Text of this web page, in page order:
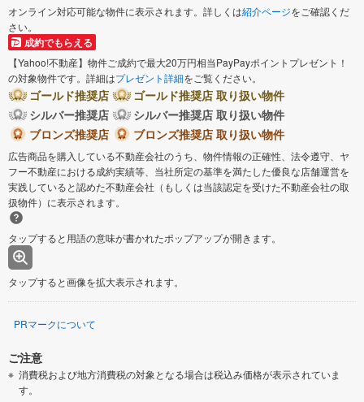
オンライン対応可能な物件に表示されます。詳しくは紹介ページをご確認くだ
さい。
成約でもらえる
【Yahoo!不動産】物件ご成約で最大20万円相当PayPayポイントプレゼント！
の対象物件です。詳細はプレゼント詳細をご覧ください。
ゴールド推奨店
ゴールド推奨店 取り扱い物件
シルバー推奨店
シルバー推奨店 取り扱い物件
ブロンズ推奨店
ブロンズ推奨店 取り扱い物件
広告商品を購入している不動産会社のうち、物件情報の正確性、法令遵守、ヤ
フー不動産における成約実績等、当社所定の基準を満たした優良な店舗運営を
実践していると認めた不動産会社（もしくは当該認定を受けた不動産会社の取
扱物件）に表示されます。
タップすると用語の意味が書かれたポップアップが開きます。
タップすると画像を拡大表示されます。
PRマークについて
ご注意
消費税および地方消費税の対象となる場合は税込み価格が表示されていま
す。